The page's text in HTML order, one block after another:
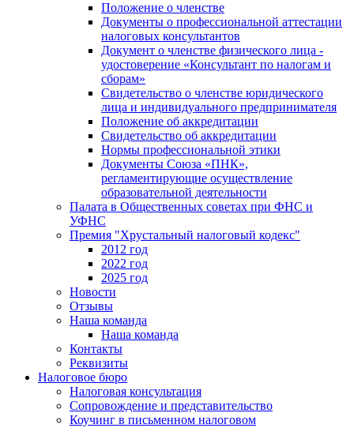
Положение о членстве
Документы о профессиональной аттестации
налоговых консультантов
Документ о членстве физического лица -
удостоверение «Консультант по налогам и
сборам»
Свидетельство о членстве юридического
лица и индивидуального предпринимателя
Положение об аккредитации
Свидетельство об аккредитации
Нормы профессиональной этики
Документы Союза «ПНК»,
регламентирующие осуществление
образовательной деятельности
Палата в Общественных советах при ФНС и
УФНС
Премия "Хрустальный налоговый кодекс"
2012 год
2022 год
2025 год
Новости
Отзывы
Наша команда
Наша команда
Контакты
Реквизиты
Налоговое бюро
Налоговая консультация
Cопровождение и представительство
Коучинг в письменном налоговом